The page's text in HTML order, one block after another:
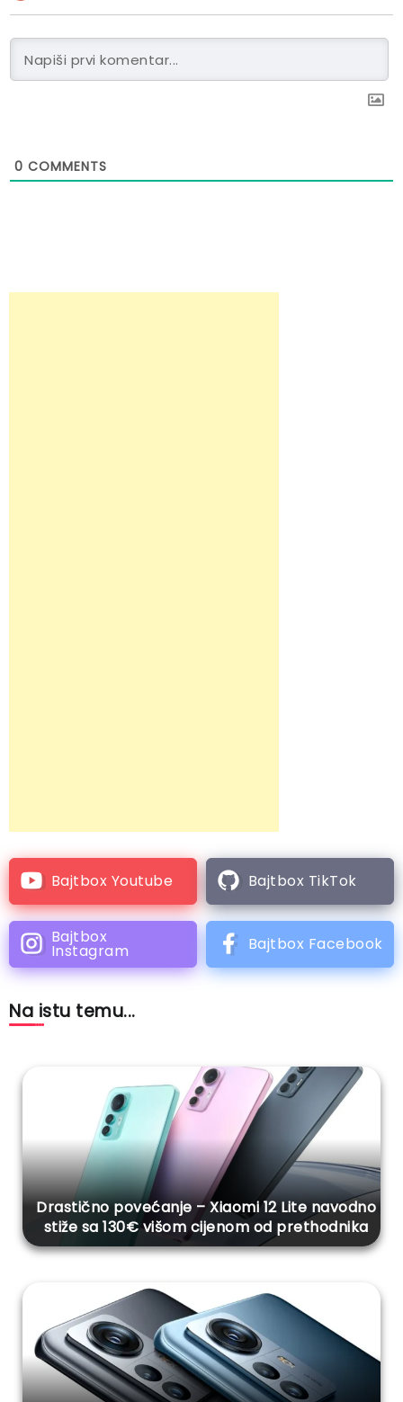
0 COMMENTS
Bajtbox Youtube Bajtbox TikTok
Bajtbox
Instagram Bajtbox Facebook
Na istu temu...
Drastično povećanje – Xiaomi 12 Lite navodno
stiže sa 130€ višom cijenom od prethodnika